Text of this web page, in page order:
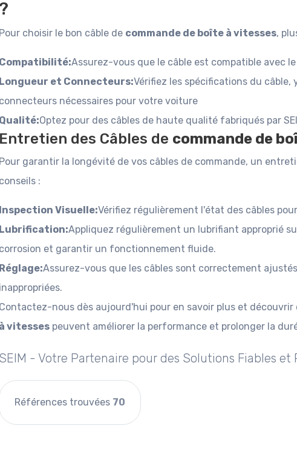
?
Pour choisir le bon câble de commande de boîte à vitesses,
Compatibilité:Assurez-vous que le câble est compatible avec
Longueur et Connecteurs:Vérifiez les spécifications du
connecteurs nécessaires pour votre voiture
Qualité:Optez pour des câbles de haute qualité fabriqués par
Entretien des Câbles de commande de
Pour garantir la longévité de vos câbles de commande, un
conseils :
Inspection Visuelle:Vérifiez régulièrement l'état des câbles
Lubrification:Appliquez régulièrement un lubrifiant approprié
corrosion et garantir un fonctionnement fluide.
Réglage:Assurez-vous que les câbles sont correctement
inappropriées.
Contactez-nous dès aujourd'hui pour en savoir plus et découvrir
à vitessespeuvent améliorer la performance et prolonger la
SEIM - Votre Partenaire pour des Solutions Fiables et
Références trouvées 70